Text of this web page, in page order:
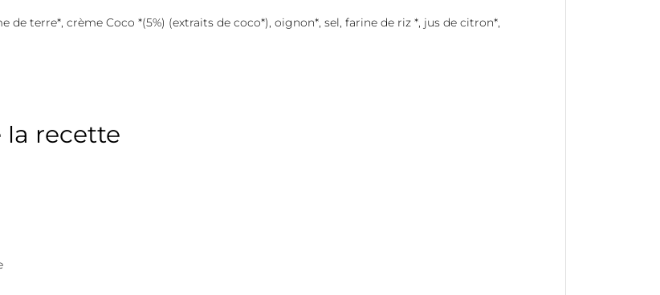
de terre*, crème Coco *(5%) (extraits de coco*), oignon*, sel, farine de riz *, jus de citron*,
la recette